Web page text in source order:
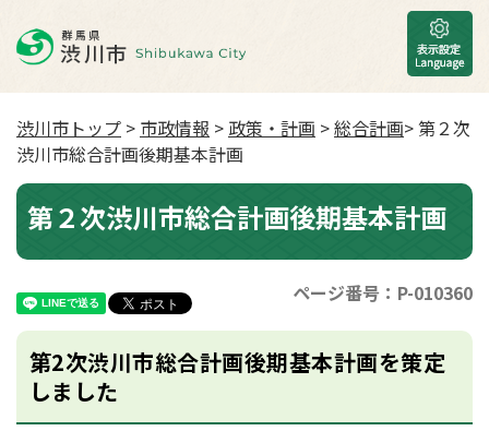
渋川市トップ > 市政情報 > 政策・計画 >総合計画> 第２次
渋川市総合計画後期基本計画
第２次渋川市総合計画後期基本計画
ページ番号：P-010360
第2次渋川市総合計画後期基本計画を策定
しました